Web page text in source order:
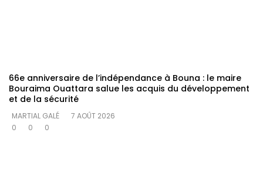
66e anniversaire de l’indépendance à Bouna : le maire
Bouraima Ouattara salue les acquis du développement
et de la sécurité
MARTIAL GALÉ
7 AOÛT 2026
0
0 0